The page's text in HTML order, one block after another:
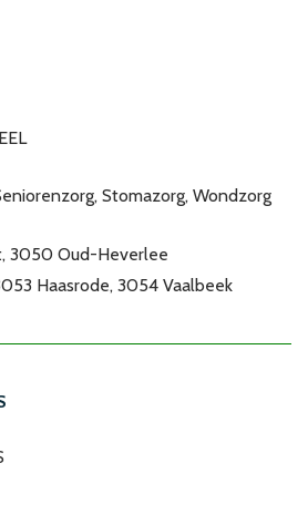
Stomazorg Wondzorg
3050 Oud-Heverlee
Haasrode 3054 Vaalbeek